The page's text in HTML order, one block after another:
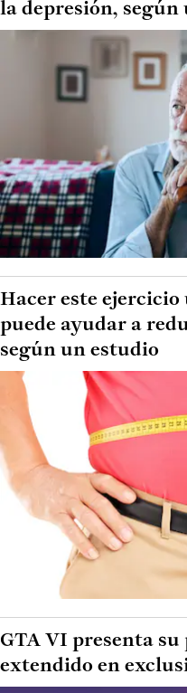
la depresión, según
Hacer este ejercicio
puede ayudar a
según un estudio
GTA VI presenta
extendido en